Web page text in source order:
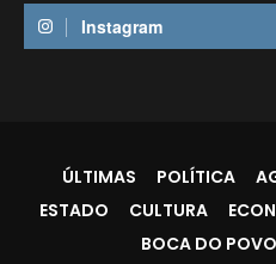
Instagram
ÚLTIMAS POLÍTICA
ESTADO
CULTURA
BOCA DO POVO